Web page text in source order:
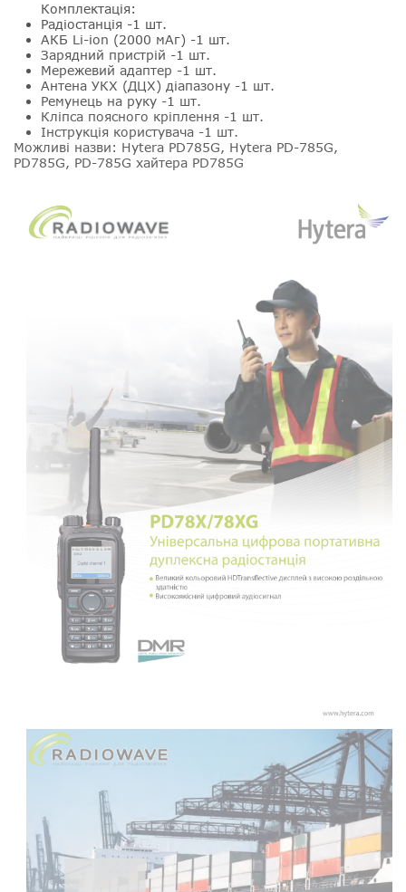
Комплектація:
Радіостанція -1 шт.
АКБ Li-ion (2000 мАг) -1 шт.
Зарядний пристрій -1 шт.
Мережевий адаптер -1 шт.
Антена УКХ (ДЦХ) діапазону -1 шт.
Ремунець на руку -1 шт.
Кліпса поясного кріплення -1 шт.
Інструкція користувача -1 шт.
Можливі назви: Hytera PD785G, Hytera PD-785G,
PD785G, PD-785G хайтера PD785G